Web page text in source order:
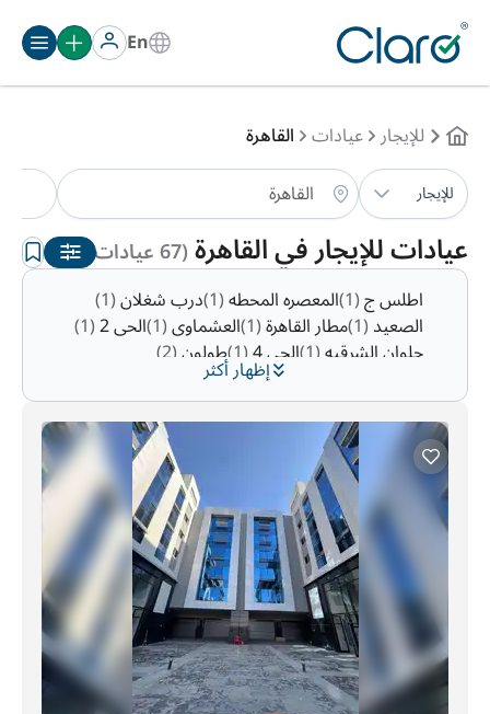
En
للإيجار عيادات القاهرة
للإيجار
عيادات للإيجار في القاهرة(67 عيادات )
الترتيب:تلقائي
إظهار أكثر
اطلس ج(1) المعصره المحطه(1) درب شغلان(1)
الصعيد(1) مطار القاهرة(1) العشماوى(1) الحى 2 (1)
حلوان الشرقيه(1) الحى 4 (1) طولون(2)
السبتيه(2) شركس
حى الاسمرات(3) مدينة المستقبل(9)
وسط البلد(10) حدائق القبة(10) الهايكستب(14)
جاردن سيتي(28) النزهه(32) الديوره(35)
البروج(37) السرايات الزمالك(53)
منطقة العمارات(72) غرب مدينة نصر(171)
وصال(174) كريك تاون(189) مدينة بدر(370)
شيراتون المطار(486) مصر الجديدة(690)
الشرق للتأمين(769) الزهراء(796)
المعادي الجديدة(888) المعادي(930)
المقطم مدينة الشروق(1136)
العاصمة الإدارية الجديدة(2492) مدينة نصر(4721)
القاهره الجديدة(47531)